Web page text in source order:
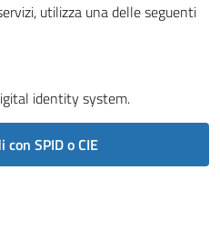
utilizza una delle seguenti
identity system.
con SPID o CIE